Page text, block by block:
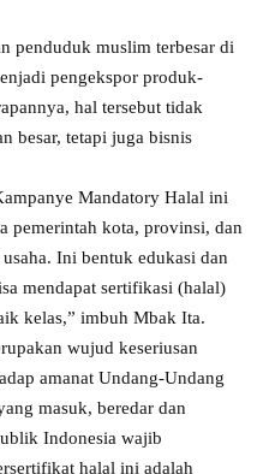
penduduk muslim terbesar di
pengekspor produk-
hal tersebut tidak
besar, tetapi juga bisnis
Mandatory Halal ini
pemerintah kota, provinsi, dan
Ini bentuk edukasi dan
mendapat sertifikasi (halal)
kelas,” imbuh Mbak Ita.
wujud keseriusan
amanat Undang-Undang
masuk, beredar dan
Indonesia wajib
halal ini adalah